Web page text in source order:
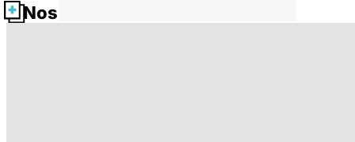
Nos fiches santé